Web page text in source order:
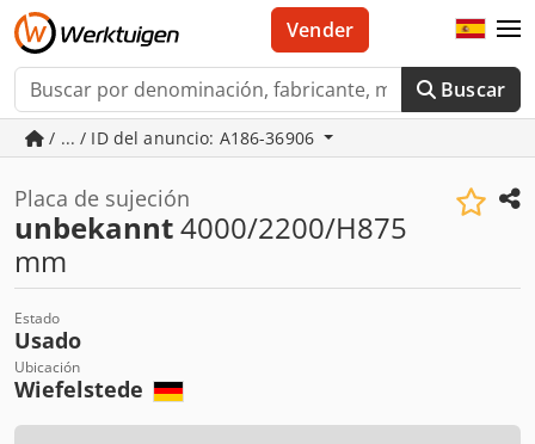
Buscar
Vender
/ ... / ID del anuncio: A186-36906
Placa de sujeción
unbekannt4000/2200/H875
mm
Estado
Usado
Ubicación
Wiefelstede